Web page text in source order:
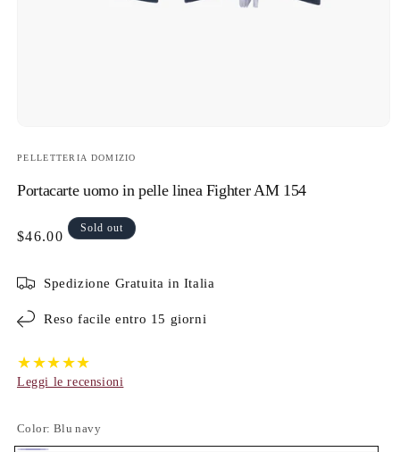
PELLETTERIA DOMIZIO
Portacarte uomo in pelle linea Fighter AM 154
Regular price
$46.00
Sold out
Spedizione Gratuita in Italia
Reso facile entro 15 giorni
★★★★★
Leggi le recensioni
Color: Blu navy